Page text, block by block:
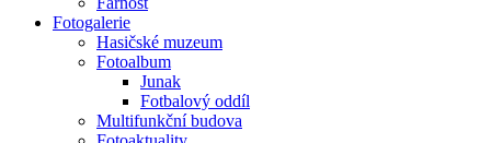
Fotogalerie
Hasičské muzeum
Fotoalbum
Junak
Fotbalový oddíl
Multifunkční budova